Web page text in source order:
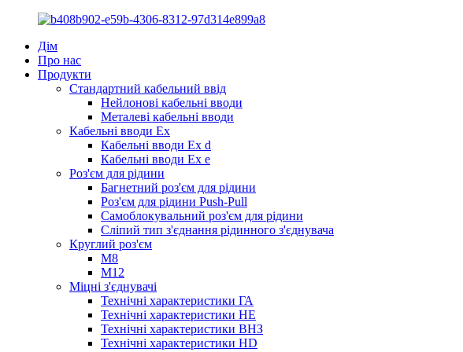
Дім
Про нас
Продукти
Стандартний кабельний ввід
Нейлонові кабельні вводи
Металеві кабельні вводи
Кабельні вводи Ex
Кабельні вводи Ex d
Кабельні вводи Ex e
Роз'єм для рідини
Багнетний роз'єм для рідини
Роз'єм для рідини Push-Pull
Самоблокувальний роз'єм для рідини
Сліпий тип з'єднання рідинного з'єднувача
Круглий роз'єм
M8
М12
Міцні з'єднувачі
Технічні характеристики ГА
Технічні характеристики HE
Технічні характеристики ВНЗ
Технічні характеристики HD